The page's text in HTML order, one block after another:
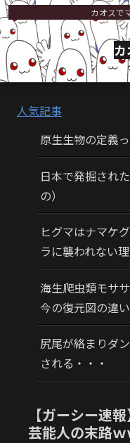
カオスで
人気記事
原生生物の定義
日本で発掘され
の）
ヒグマはナマケ
ラに襲われない
海生爬虫類モサ
今の復元図の違い
尻尾が絡まりダ
される・・・
【ガーシー速
芸能人の末路